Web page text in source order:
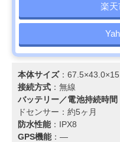
楽天
本体サイズ：
接続方式 ：無線
バッテリー／電池持続時間
ドセンサー：約5ヶ月
防水性能：IPX8
GPS機能：―